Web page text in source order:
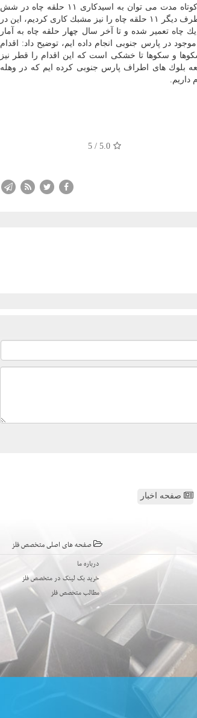
همین راستا برنامه های كوتاه مدت و بلندمدتی را در نظر داریم كه همچون برنامه های كوتاه مدت می توان به اسیدكاری ۱۱ حلقه چاه در شش
ماهه نخست امسال اشاره نمود كه سبب كمك كردن به جبران افت فشار مخزن شد. از طرف دیگر ۱۱ حلقه چاه را نیز مشبك كاری كردیم، این در
تعمیر شده و تا آخر سال چهار حلقه چاه به آمار
چاه جدید در بلوك بندی های موجود در پارس جنوبی انجام داده ایم، توضیح داد: اقدام
و سكوها تا خشكی است كه این اقدام را قطر نیز
بلوك های اطراف پارس جنوبی كرده ایم كه در وهله
داریم.
5.0
/
5
صفحه اخبار
صفحه های اصلی متخصص فلز
درباره ما
خرید بک لینک در متخصص فلز
مطالب متخصص فلز